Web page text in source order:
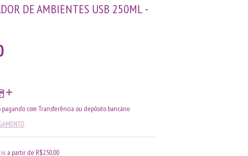
DE AMBIENTES USB 250ML -
pagando com Transferência ou depósito bancário
a partir de R$250,00